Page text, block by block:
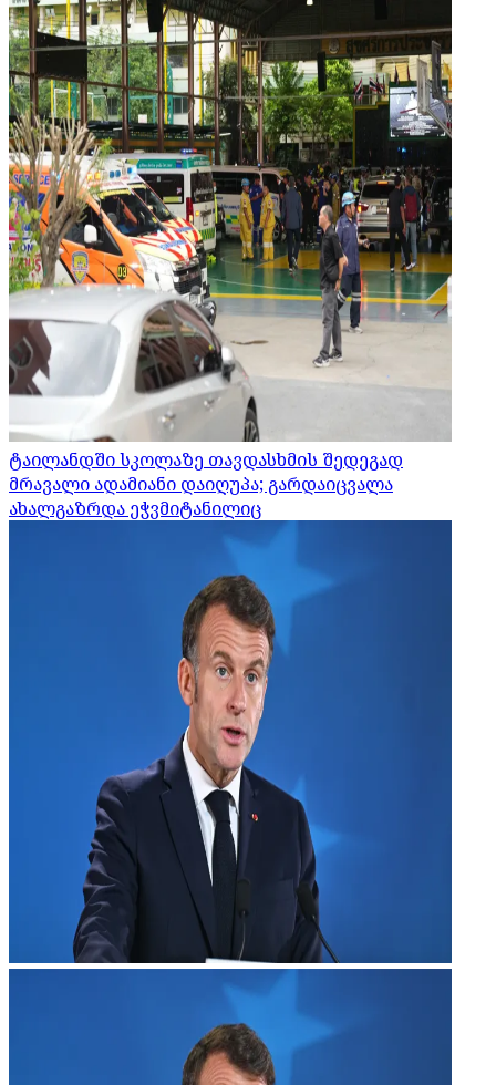
ტაილანდში სკოლაზე თავდასხმის შედეგად
მრავალი ადამიანი დაიღუპა; გარდაიცვალა
ახალგაზრდა ეჭვმიტანილიც